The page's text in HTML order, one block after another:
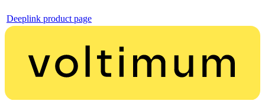
Deeplink product page